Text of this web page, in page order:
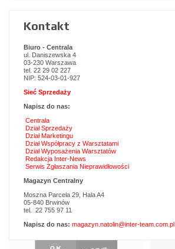
Kontakt
Biuro - Centrala
ul. Daniszewska 4
03-230 Warszawa
tel. 22 29 02 227
NIP: 524-03-01-927
Sieć Sprzedaży
Napisz do nas:
Centrala
Dział Sprzedaży
Dział Marketingu
Dział Współpracy z Warsztatami
Dział Wyposażenia Warsztatów
Redakcja Inter-News
Serwis Zgłaszania Nieprawidłowości
Magazyn Centralny
Moszna Parcela 29, Hala A4
05-840 Brwinów
tel. 22 755 97 11
Napisz do nas: magazyn.natolin@inter-team.com.pl